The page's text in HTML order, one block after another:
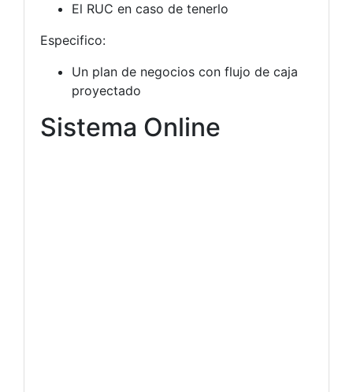
El RUC en caso de tenerlo
Especifico:
Un plan de negocios con flujo de caja
proyectado
Sistema Online